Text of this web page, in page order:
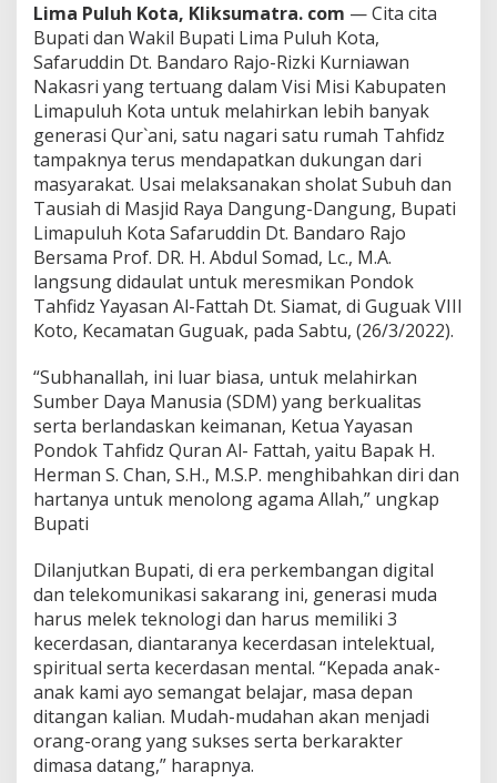
s
i
,
B
u
p
a
t
i
S
a
f
a
r
u
d
n
R
e
m
i
k
P
o
n
d
o
k
T
a
h
f
i
Lima Puluh Kota, Kliksumatra. com — Cita cita
Bupati dan Wakil Bupati Lima Puluh Kota,
Safaruddin Dt. Bandaro Rajo-Rizki Kurniawan
Nakasri yang tertuang dalam Visi Misi Kabupaten
Limapuluh Kota untuk melahirkan lebih banyak
generasi Qur`ani, satu nagari satu rumah Tahfidz
tampaknya terus mendapatkan dukungan dari
masyarakat. Usai melaksanakan sholat Subuh dan
Tausiah di Masjid Raya Dangung-Dangung, Bupati
Limapuluh Kota Safaruddin Dt. Bandaro Rajo
Bersama Prof. DR. H. Abdul Somad, Lc., M.A.
langsung didaulat untuk meresmikan Pondok
Tahfidz Yayasan Al-Fattah Dt. Siamat, di Guguak VIII
Koto, Kecamatan Guguak, pada Sabtu, (26/3/2022).
“Subhanallah, ini luar biasa, untuk melahirkan
Sumber Daya Manusia (SDM) yang berkualitas
serta berlandaskan keimanan, Ketua Yayasan
Pondok Tahfidz Quran Al- Fattah, yaitu Bapak H.
Herman S. Chan, S.H., M.S.P. menghibahkan diri dan
hartanya untuk menolong agama Allah,” ungkap
Bupati
Dilanjutkan Bupati, di era perkembangan digital
dan telekomunikasi sakarang ini, generasi muda
harus melek teknologi dan harus memiliki 3
kecerdasan, diantaranya kecerdasan intelektual,
spiritual serta kecerdasan mental. “Kepada anak-
anak kami ayo semangat belajar, masa depan
ditangan kalian. Mudah-mudahan akan menjadi
orang-orang yang sukses serta berkarakter
dimasa datang,” harapnya.